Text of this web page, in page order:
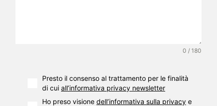
0 / 180
Presto il consenso al trattamento per le finalità
di cui all’informativa privacy newsletter
Ho preso visione dell’informativa sulla privacy e